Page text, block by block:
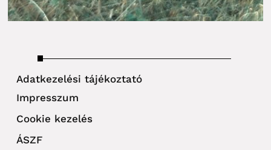
Adatkezelési tájékoztató
Impresszum
Cookie kezelés
ÁSZF